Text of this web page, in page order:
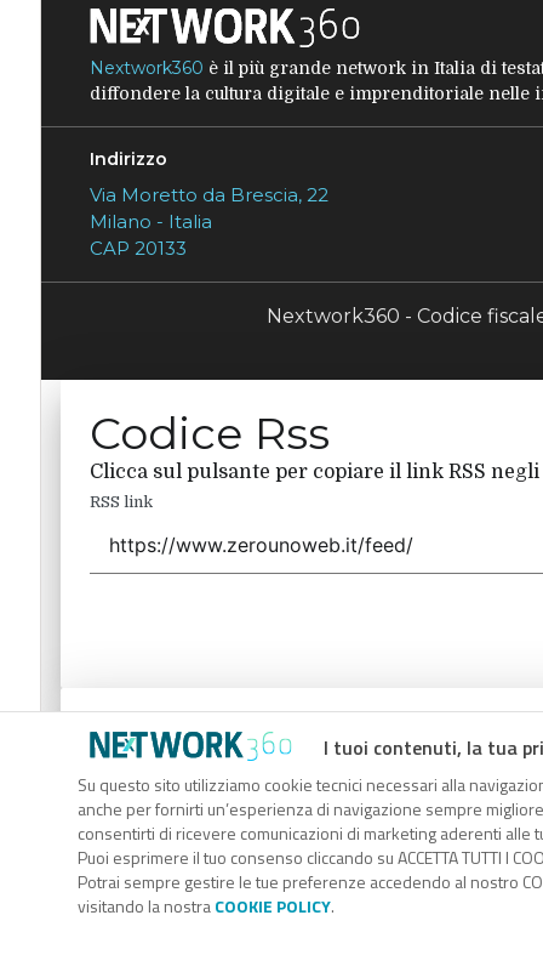
I tuoi contenuti, la tua
Su questo sito utilizziamo cookie tecnici necessari alla
anche per fornirti un’esperienza di navigazione sempre
consentirti di ricevere comunicazioni di marketing aderenti alle
Puoi esprimere il tuo consenso cliccando su ACCETTA TUTTI I
Potrai sempre gestire le tue preferenze accedendo al nostro
visitando la nostraCOOKIE POLICY.
Nextwork360 è il più grande network in Italia di
diffondere la cultura digitale e imprenditoriale nelle
Indirizzo
Via Moretto da Brescia, 22
Milano - Italia
CAP 20133
Nextwork360 - Codice
Codice Rss
Clicca sul pulsante per copiare il link RSS
RSS link
Codice Rss
Clicca sul pulsante per copiare il link RSS
RSS link